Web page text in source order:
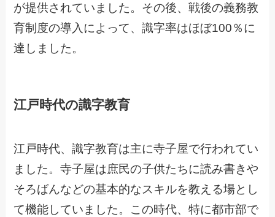
が提供されていました。その後、戦後の義務教
育制度の導入によって、識字率はほぼ100％に
達しました。
江戸時代の識字教育
江戸時代、識字教育は主に寺子屋で行われてい
ました。寺子屋は庶民の子供たちに読み書きや
そろばんなどの基本的なスキルを教える場とし
て機能していました。この時代、特に都市部で